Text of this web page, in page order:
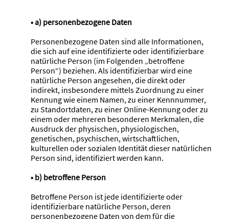
• a) personenbezogene Daten
Personenbezogene Daten sind alle Informationen,
die sich auf eine identifizierte oder identifizierbare
natürliche Person (im Folgenden „betroffene
Person“) beziehen. Als identifizierbar wird eine
natürliche Person angesehen, die direkt oder
indirekt, insbesondere mittels Zuordnung zu einer
Kennung wie einem Namen, zu einer Kennnummer,
zu Standortdaten, zu einer Online-Kennung oder zu
einem oder mehreren besonderen Merkmalen, die
Ausdruck der physischen, physiologischen,
genetischen, psychischen, wirtschaftlichen,
kulturellen oder sozialen Identität dieser natürlichen
Person sind, identifiziert werden kann.
• b) betroffene Person
Betroffene Person ist jede identifizierte oder
identifizierbare natürliche Person, deren
personenbezogene Daten von dem für die